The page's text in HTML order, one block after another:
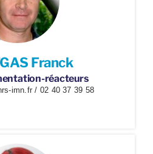
Franck
réacteurs
imn.fr / 02 40 37 39 58